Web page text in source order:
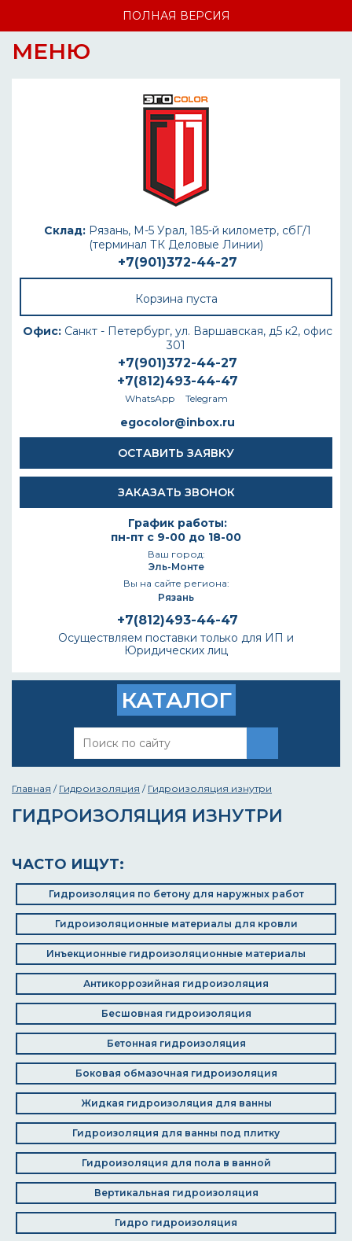
ПОЛНАЯ ВЕРСИЯ
МЕНЮ
Склад: Рязань, М-5 Урал, 185-й километр, сбГ/1
(терминал ТК Деловые Линии)
+7(901)372-44-27
Корзина пуста
Офис: Санкт - Петербург, ул. Варшавская, д5 к2, офис
301
+7(901)372-44-27
+7(812)493-44-47
WhatsApp Telegram
egocolor@inbox.ru
ОСТАВИТЬ ЗАЯВКУ
ЗАКАЗАТЬ ЗВОНОК
График работы:
пн-пт с 9-00 до 18-00
Ваш город:
Эль-Монте
Вы на сайте региона:
Рязань
+7(812)493-44-47
Осуществляем поставки только для ИП и
Юридических лиц
КАТАЛОГ
Главная / Гидроизоляция / Гидроизоляция изнутри
ГИДРОИЗОЛЯЦИЯ ИЗНУТРИ
ЧАСТО ИЩУТ:
Гидроизоляция по бетону для наружных работ
Гидроизоляционные материалы для кровли
Инъекционные гидроизоляционные материалы
Антикоррозийная гидроизоляция
Бесшовная гидроизоляция
Бетонная гидроизоляция
Боковая обмазочная гидроизоляция
Жидкая гидроизоляция для ванны
Гидроизоляция для ванны под плитку
Гидроизоляция для пола в ванной
Вертикальная гидроизоляция
Гидро гидроизоляция